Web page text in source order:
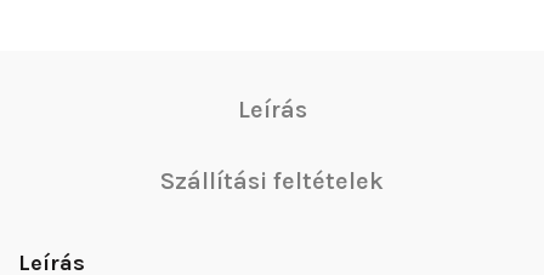
Leírás
Szállítási feltételek
Leírás